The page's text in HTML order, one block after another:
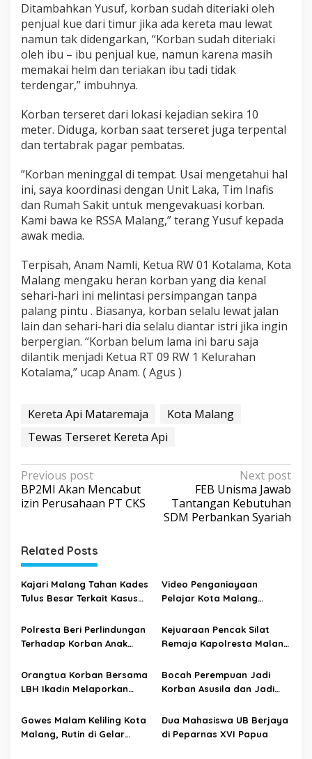
Ditambahkan Yusuf, korban sudah diteriaki oleh
penjual kue dari timur jika ada kereta mau lewat
namun tak didengarkan, “Korban sudah diteriaki
oleh ibu – ibu penjual kue, namun karena masih
memakai helm dan teriakan ibu tadi tidak
terdengar,” imbuhnya.
Korban terseret dari lokasi kejadian sekira 10
meter. Diduga, korban saat terseret juga terpental
dan tertabrak pagar pembatas.
”Korban meninggal di tempat. Usai mengetahui hal
ini, saya koordinasi dengan Unit Laka, Tim Inafis
dan Rumah Sakit untuk mengevakuasi korban.
Kami bawa ke RSSA Malang,” terang Yusuf kepada
awak media.
Terpisah, Anam Namli, Ketua RW 01 Kotalama, Kota
Malang mengaku heran korban yang dia kenal
sehari-hari ini melintasi persimpangan tanpa
palang pintu . Biasanya, korban selalu lewat jalan
lain dan sehari-hari dia selalu diantar istri jika ingin
berpergian. “Korban belum lama ini baru saja
dilantik menjadi Ketua RT 09 RW 1 Kelurahan
Kotalama,” ucap Anam. ( Agus )
Kereta Api Mataremaja
Kota Malang
Tewas Terseret Kereta Api
P
o
n
a
v
g
a
t
i
o
n
Previous post
BP2MI Akan Mencabut
izin Perusahaan PT CKS
Next post
FEB Unisma Jawab
Tantangan Kebutuhan
SDM Perbankan Syariah
Related Posts
Kajari Malang Tahan Kades
Tulus Besar Terkait Kasus
Tahun 2020
Video Penganiayaan
Pelajar Kota Malang
Amankan 4 Orang Terduga
yang Terlibat
Polresta Beri Perlindungan
Terhadap Korban Anak
Sudah Periksa Para Saksi
dan Korban
Kejuaraan Pencak Silat
Remaja Kapolresta Malang
di Buka
Orangtua Korban Bersama
LBH Ikadin Melaporkan
Pencabulan ke Polresta
Malang Kota
Bocah Perempuan Jadi
Korban Asusila dan Jadi
Gowes Malam Keliling Kota
Malang, Rutin di Gelar
Dua Mahasiswa UB Berjaya
di Peparnas XVI Papua